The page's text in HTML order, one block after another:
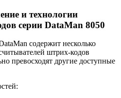
и технологии
серии DataMan 8050
содержит несколько
штрих-кодов
превосходят другие доступные